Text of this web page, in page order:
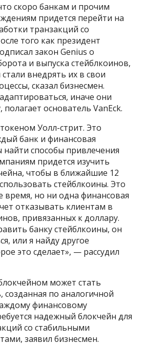
скоро банкам и прочим
придется перейти на
транзакций со
того как президент
закон Genius о
и выпуска стейблкоинов,
внедрять их в свои
сказал бизнесмен.
иначе они
полагает основатель VanEck.
Уолл-стрит. Это
банк и финансовая
способы привлечения
придется изучить
чтобы в ближайшие 12
стейблкоины. Это
время, но ни одна финансовая
отказывать клиентам в
привязанных к доллару.
банку стейблкоины, он
или я найду другое
это сделает», — рассудил
может стать
созданная по аналогичной
финансовому
надежный блокчейн для
со стабильными
заявил бизнесмен.